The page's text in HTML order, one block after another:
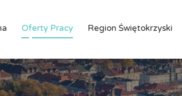
Oferty Pracy Region Świętokrzyski